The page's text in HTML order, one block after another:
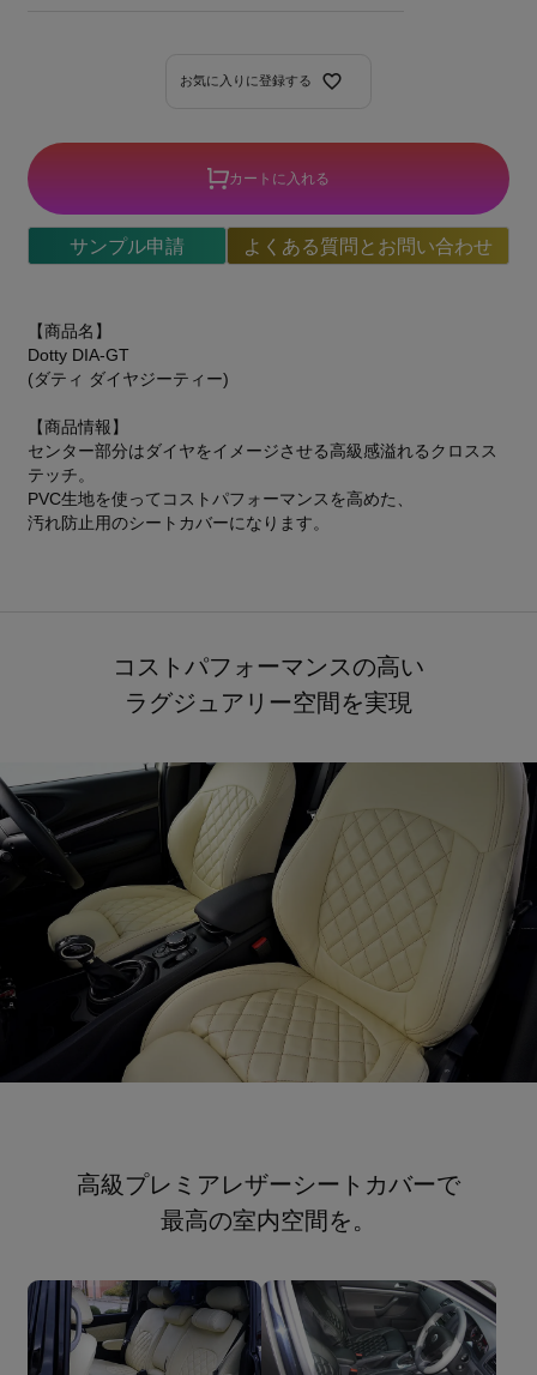
お気に入りに登録する
カートに入れる
サンプル申請 よくある質問とお問い合わせ
【商品名】
Dotty DIA-GT
(ダティ ダイヤジーティー)
【商品情報】
センター部分はダイヤをイメージさせる高級感溢れるクロスス
テッチ。
PVC生地を使ってコストパフォーマンスを高めた、
汚れ防止用のシートカバーになります。
コストパフォーマンスの高い
ラグジュアリー空間を実現
高級プレミアレザーシートカバーで
最高の室内空間を。